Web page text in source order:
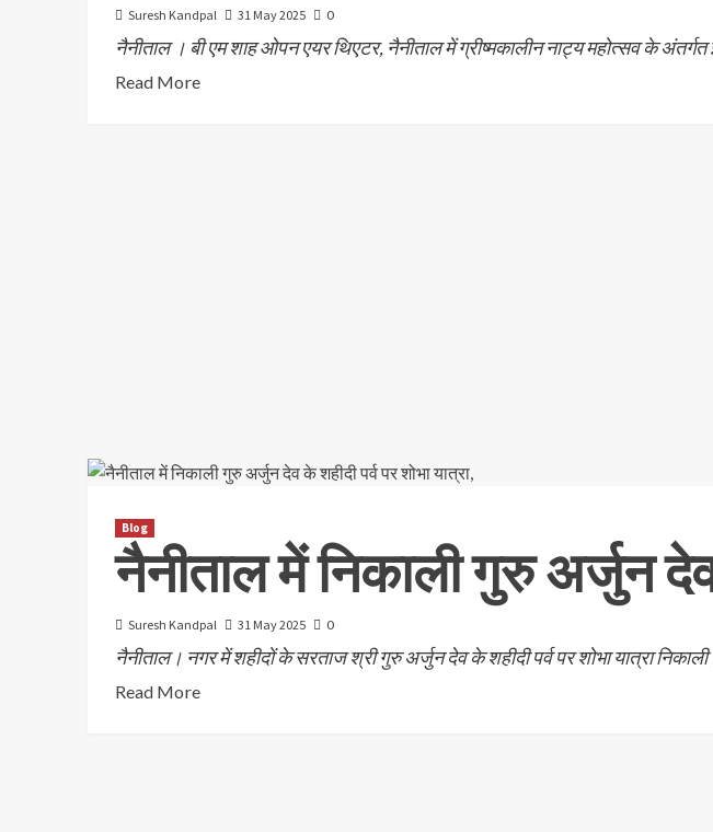
Suresh Kandpal 31 May 2025 0
नैनीताल । बी एम शाह ओपन एयर थिएटर, नैनीताल में ग्रीष्मकालीन नाट्य महोत्सव के
Read More
Blog
नैनीताल में निकाली गुरु अर्जुन देव
Suresh Kandpal 31 May 2025 0
नैनीताल। नगर में शहीदों के सरताज श्री गुरु अर्जुन देव के शहीदी पर्व पर शोभा यात्रा निकाली
Read More